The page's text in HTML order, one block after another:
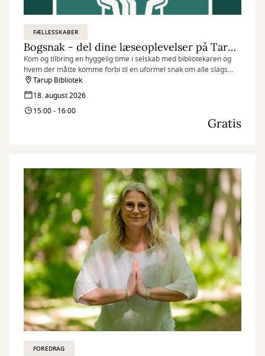
FÆLLESSKABER
Bogsnak - del dine læseoplevelser på Tarup Bibliotek
Kom og tilbring en hyggelig time i selskab med bibliotekaren og
hvem der måtte komme forbi til en uformel snak om alle slags
læseoplevelser.
Tarup Bibliotek
18. august 2026
15:00 - 16:00
Gratis
FOREDRAG